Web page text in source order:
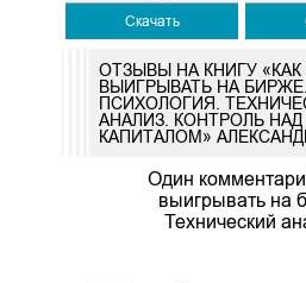
Скачать
ОТЗЫВЫ НА КНИГУ «КАК
ВЫИГРЫВАТЬ НА БИРЖЕ.
ПСИХОЛОГИЯ.
АНАЛИЗ. КОНТРОЛЬ НАД
КАПИТАЛОМ»
Один
выигрывать на
Технический